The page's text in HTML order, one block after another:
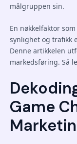
målgruppen sin.
En nøkkelfaktor
synlighet og trafikk
Denne artikkelen
markedsføring. Så
Game